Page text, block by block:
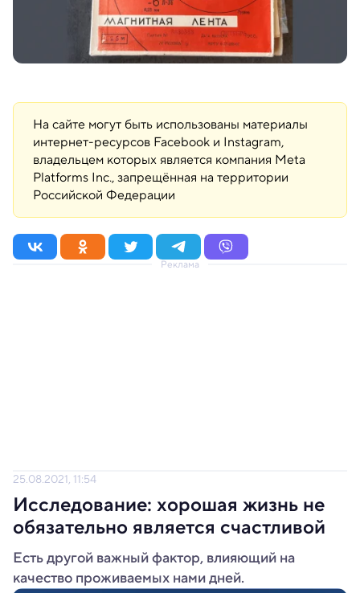
На сайте могут быть использованы материалы
интернет-ресурсов Facebook и Instagram,
владельцем которых является компания Meta
Platforms Inc., запрещённая на территории
Российской Федерации
Реклама
25.08.2021, 11:54
Исследование: хорошая жизнь не
обязательно является счастливой
Есть другой важный фактор, влияющий на
качество проживаемых нами дней.